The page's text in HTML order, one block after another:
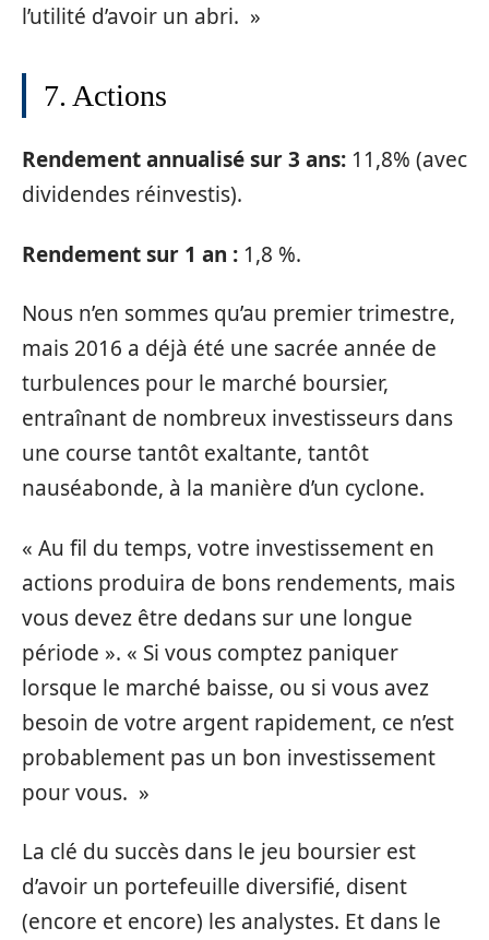
l’utilité d’avoir un abri. »
7. Actions
Rendement annualisé sur 3 ans: 11,8% (avec
dividendes réinvestis).
Rendement sur 1 an : 1,8 %.
Nous n’en sommes qu’au premier trimestre,
mais 2016 a déjà été une sacrée année de
turbulences pour le marché boursier,
entraînant de nombreux investisseurs dans
une course tantôt exaltante, tantôt
nauséabonde, à la manière d’un cyclone.
« Au fil du temps, votre investissement en
actions produira de bons rendements, mais
vous devez être dedans sur une longue
période ». « Si vous comptez paniquer
lorsque le marché baisse, ou si vous avez
besoin de votre argent rapidement, ce n’est
probablement pas un bon investissement
pour vous. »
La clé du succès dans le jeu boursier est
d’avoir un portefeuille diversifié, disent
(encore et encore) les analystes. Et dans le